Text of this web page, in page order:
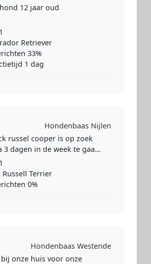
Vino is een rustige hond 12 jaar oud
Retriever
33%
1 dag
Hondenbaas Nijlen
3 dagen in de week te gaan
Russell Terrier
0%
Hondenbaas Westende
onze huis voor onze